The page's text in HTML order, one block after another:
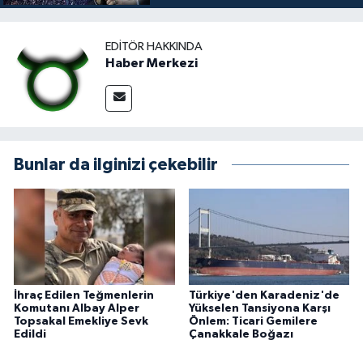
EDITÖR HAKKINDA
Haber Merkezi
Bunlar da ilginizi çekebilir
İhraç Edilen Teğmenlerin
Komutanı Albay Alper
Topsakal Emekliye Sevk
Edildi
Türkiye'den Karadeniz'de
Yükselen Tansiyona Karşı
Önlem: Ticari Gemilere
Çanakkale Boğazı